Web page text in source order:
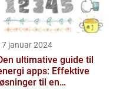
januar 2024
ultimative guide til
apps: Effektive
til en